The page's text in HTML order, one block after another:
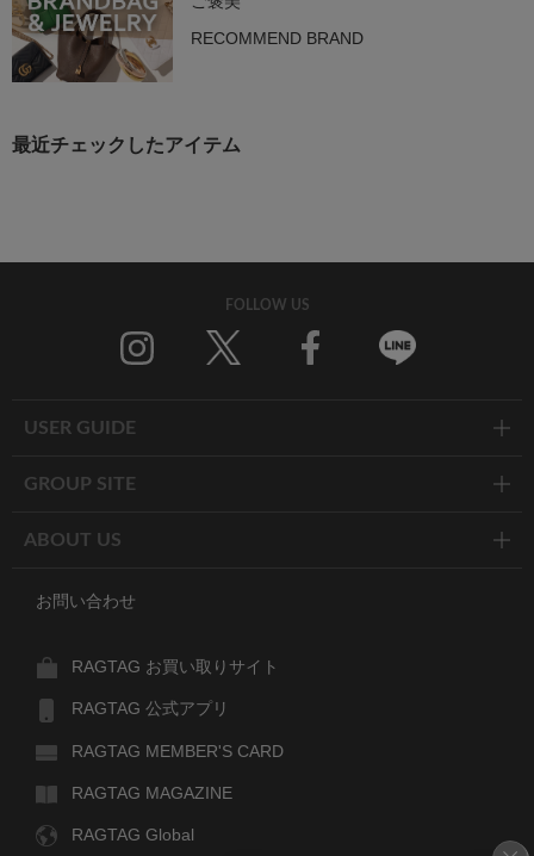
RECOMMEND BRAND
最近チェックしたアイテム
FOLLOW US
USER GUIDE
GROUP SITE
ABOUT US
お問い合わせ
RAGTAG お買い取りサイト
RAGTAG 公式アプリ
RAGTAG MEMBER'S CARD
RAGTAG MAGAZINE
RAGTAG Global